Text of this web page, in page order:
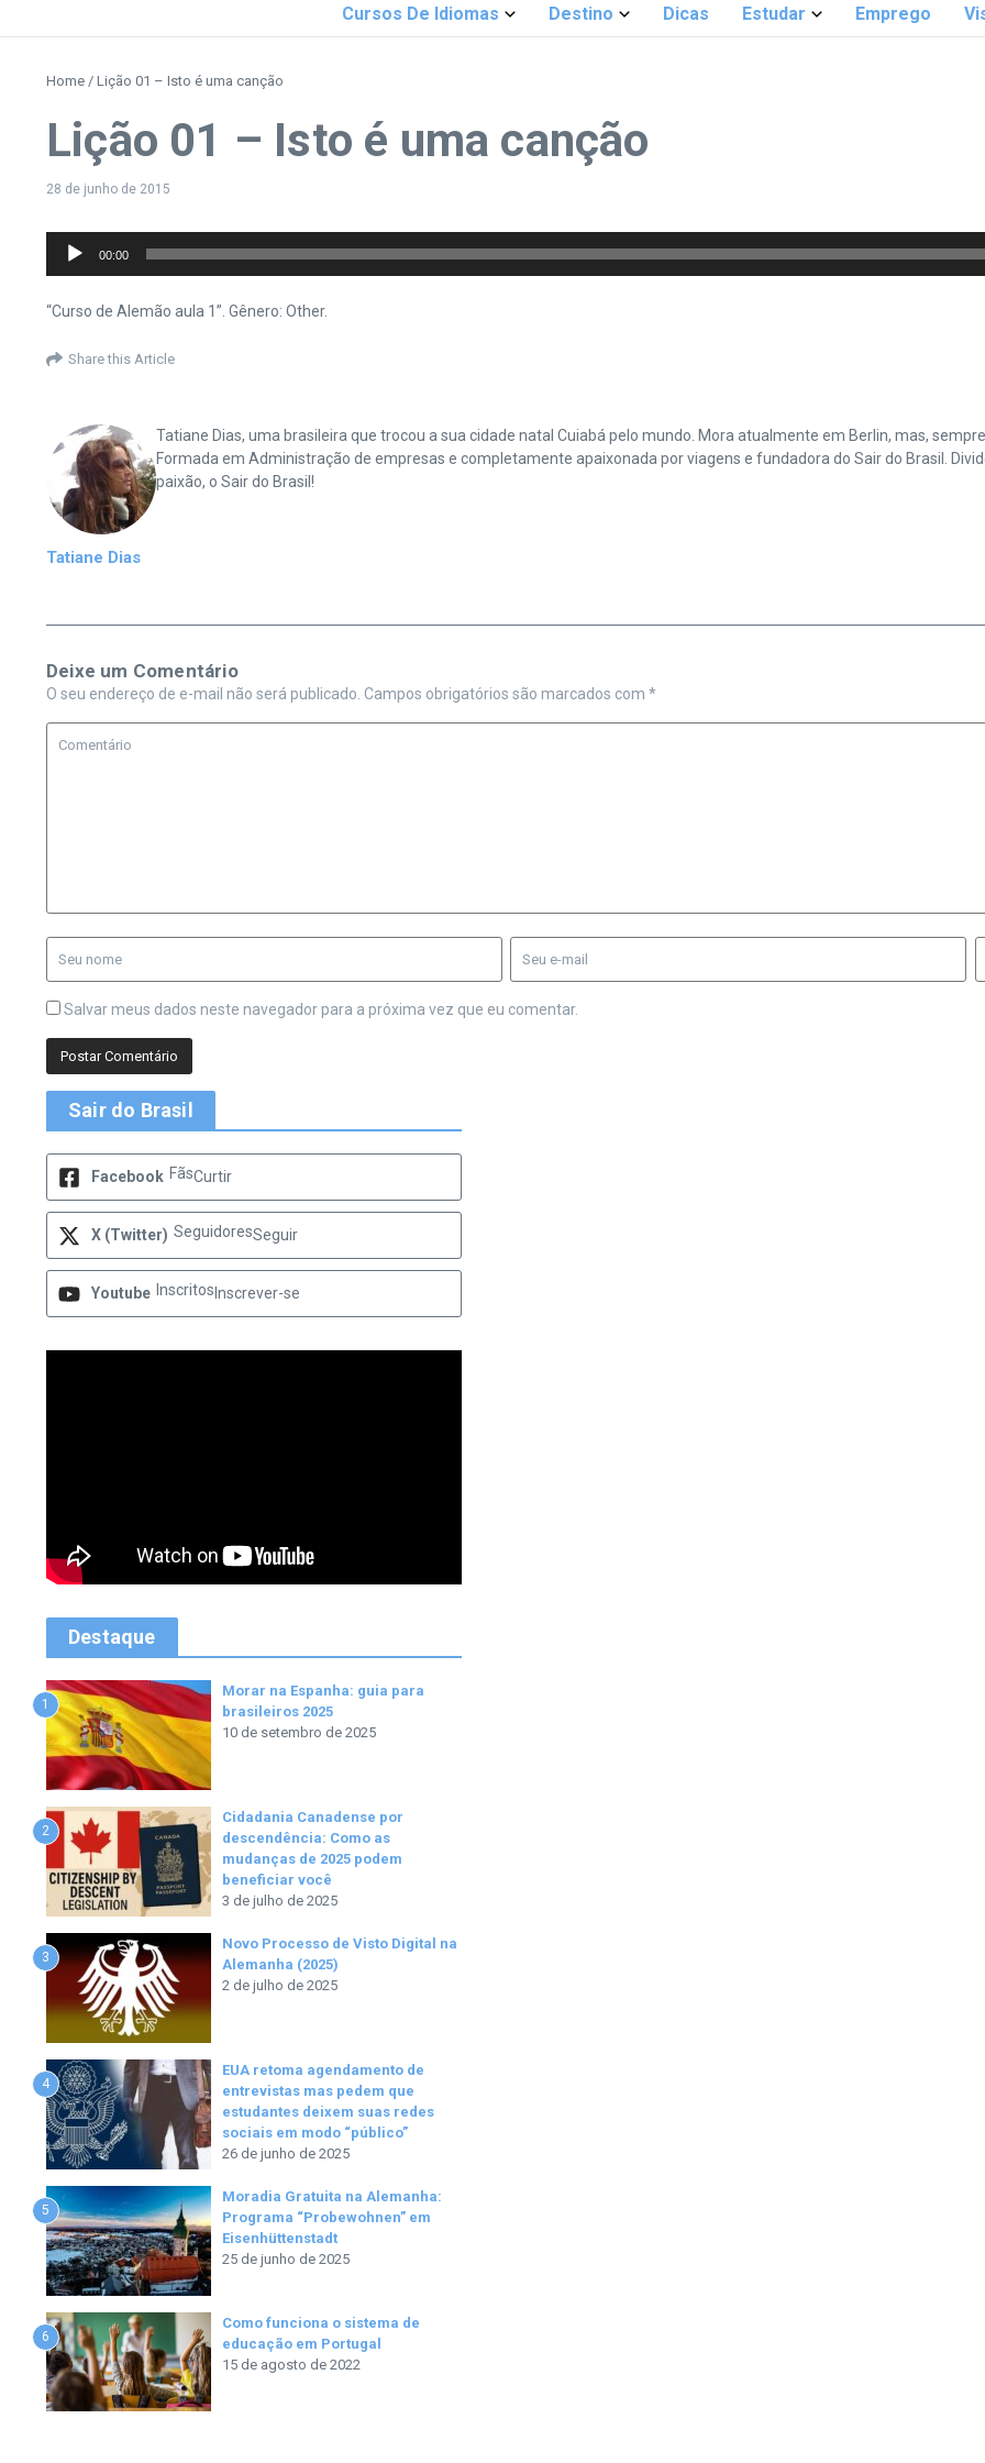
Cursos De Idiomas Destino Dicas Estudar Emprego
Home / Lição 01 – Isto é uma canção
Lição 01 – Isto é uma canção
28 de junho de 2015
Tocador
00:00
“Curso de Alemão aula 1”. Gênero: Other.
Share this Article
Tatiane Dias
Tatiane Dias, uma brasileira que trocou a sua cidade natal Cuiabá pelo mundo. Mora atualmente em Berlin, mas,
Formada em Administração de empresas e completamente apaixonada por viagens e fundadora do Sair do Brasil.
paixão, o Sair do Brasil!
Deixe um Comentário
O seu endereço de e-mail não será publicado. Campos obrigatórios são marcados com *
Salvar meus dados neste navegador para a próxima vez que eu comentar.
Sair do Brasil
Facebook FãsCurtir
X (Twitter) SeguidoresSeguir
Youtube Inscritos Inscrever-se
Destaque
1
Morar na Espanha: guia para
brasileiros 2025
10 de setembro de 2025
2
Cidadania Canadense por
descendência: Como as
mudanças de 2025 podem
beneficiar você
3 de julho de 2025
3
Novo Processo de Visto Digital na
Alemanha (2025)
2 de julho de 2025
4
EUA retoma agendamento de
entrevistas mas pedem que
estudantes deixem suas redes
sociais em modo “público”
26 de junho de 2025
5
Moradia Gratuita na Alemanha:
Programa “Probewohnen” em
Eisenhüttenstadt
25 de junho de 2025
6
Como funciona o sistema de
educação em Portugal
15 de agosto de 2022